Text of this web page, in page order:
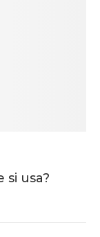
si usa?